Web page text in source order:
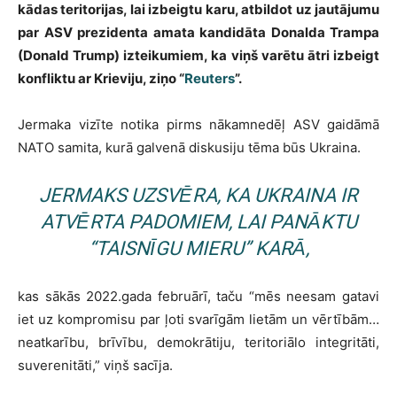
kādas teritorijas, lai izbeigtu karu, atbildot uz jautājumu
par ASV prezidenta amata kandidāta Donalda Trampa
(Donald Trump) izteikumiem, ka viņš varētu ātri izbeigt
konfliktu ar Krieviju, ziņo “Reuters”.
Jermaka vizīte notika pirms nākamnedēļ ASV gaidāmā
NATO samita, kurā galvenā diskusiju tēma būs Ukraina.
JERMAKS UZSVĒRA, KA UKRAINA IR
ATVĒRTA PADOMIEM, LAI PANĀKTU
“TAISNĪGU MIERU” KARĀ,
kas sākās 2022.gada februārī, taču “mēs neesam gatavi
iet uz kompromisu par ļoti svarīgām lietām un vērtībām…
neatkarību, brīvību, demokrātiju, teritoriālo integritāti,
suverenitāti,” viņš sacīja.